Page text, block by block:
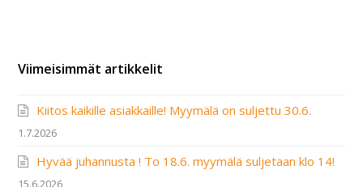
Viimeisimmät artikkelit
Kiitos kaikille asiakkaille! Myymälä on suljettu 30.6.
1.7.2026
Hyvää juhannusta ! To 18.6. myymälä suljetaan klo 14!
15.6.2026